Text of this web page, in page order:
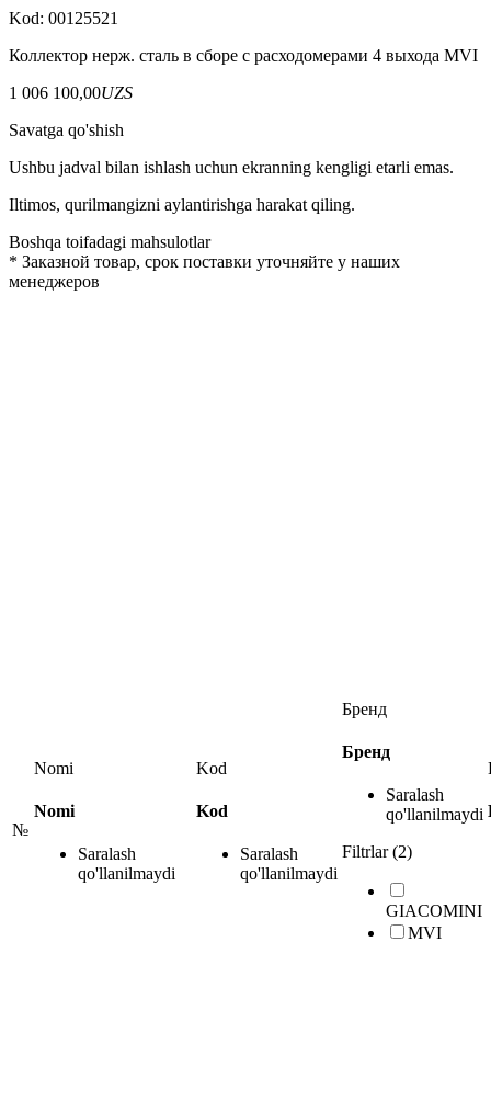
Kod: 00125521
Коллектор нерж. сталь в сборе с расходомерами 4 выхода MVI
1 006 100,00UZS
Savatga qo'shish
Ushbu jadval bilan ishlash uchun ekranning kengligi etarli emas.
Iltimos, qurilmangizni aylantirishga harakat qiling.
Boshqa toifadagi mahsulotlar
* Заказной товар, срок поставки уточняйте у наших
менеджеров
№
Nomi
Nomi
Saralash
qo'llanilmaydi
Kod
Kod
Saralash
qo'llanilmaydi
Бренд
Бренд
Saralash
qo'llanilmaydi
Filtrlar (2)
GIACOMINI
MVI